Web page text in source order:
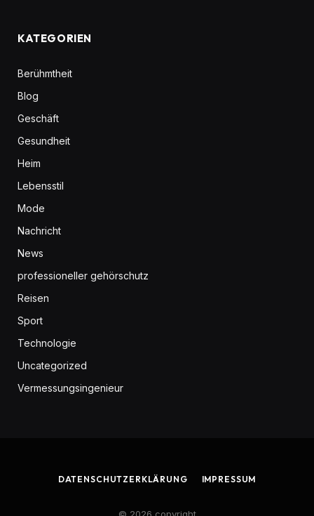
KATEGORIEN
Berühmtheit
Blog
Geschäft
Gesundheit
Heim
Lebensstil
Mode
Nachricht
News
professioneller gehörschutz
Reisen
Sport
Technologie
Uncategorized
Vermessungsingenieur
DATENSCHUTZERKLÄRUNG IMPRESSUM